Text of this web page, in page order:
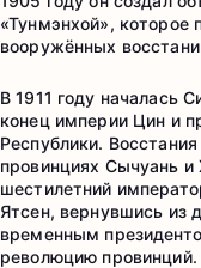
«Тунмэнхой», которое
вооружённых
В 1911 году началась
конец империи Цин и
Республики.
провинциях Сычуань и
шестилетний
Ятсен, вернувшись из
временным
революцию провинций.